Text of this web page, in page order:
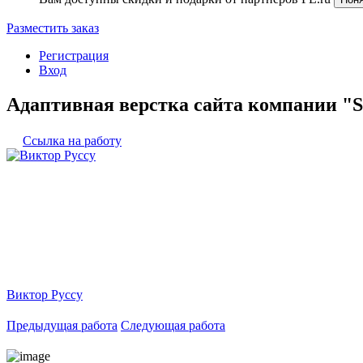
Разместить заказ
Регистрация
Вход
Адаптивная верстка сайта компании
Ссылка на работу
Виктор Руссу
Предыдущая работа Следующая работа